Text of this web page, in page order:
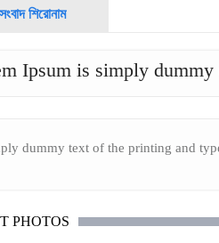
সংবাদ শিরোনাম
Ipsum is simply
dummy text of the printing and
PHOTOS